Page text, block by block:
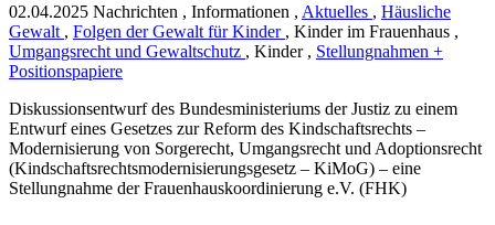
02.04.2025 Nachrichten , Informationen , Aktuelles , Häusliche
Gewalt , Folgen der Gewalt für Kinder , Kinder im Frauenhaus ,
Umgangsrecht und Gewaltschutz , Kinder , Stellungnahmen +
Positionspapiere
Diskussionsentwurf des Bundesministeriums der Justiz zu einem
Entwurf eines Gesetzes zur Reform des Kindschaftsrechts –
Modernisierung von Sorgerecht, Umgangsrecht und Adoptionsrecht
(Kindschaftsrechtsmodernisierungsgesetz – KiMoG) – eine
Stellungnahme der Frauenhauskoordinierung e.V. (FHK)